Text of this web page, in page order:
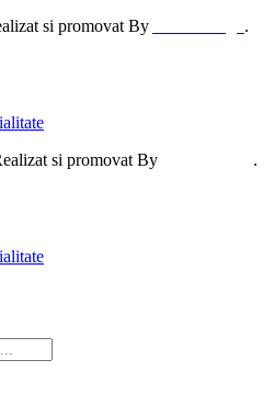
si promovat By .
si promovat By .